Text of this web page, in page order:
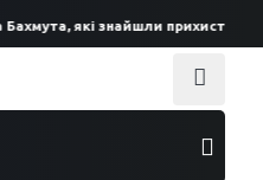
які знайшли прихисток на